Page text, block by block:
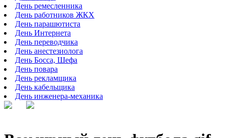
День ремесленника
День работников ЖКХ
День парашютиста
День Интернета
День переводчика
День анестезиолога
День Босса, Шефа
День повара
День рекламщика
День кабельщика
День инженера-механика